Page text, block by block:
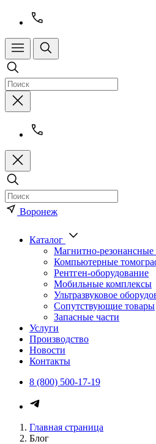
Воронеж
Каталог
Магнитно-
Компьютерные
Рентген-оборудование
Мобильные комплексы
Ультразвуковое
Сопутствующие товары
Запасные части
Услуги
Производство
Новости
Контакты
8 (800) 500-17-19
Главная страница
Блог